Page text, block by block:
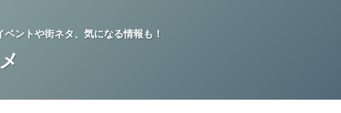
ントや街ネタ、気になる情報も！